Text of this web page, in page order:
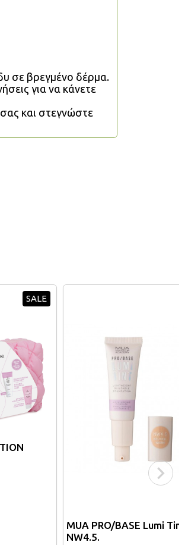
σε βρεγμένο δέρμα.
για να κάνετε
και στεγνώστε
MUA PRO/BASE Lumi Tint